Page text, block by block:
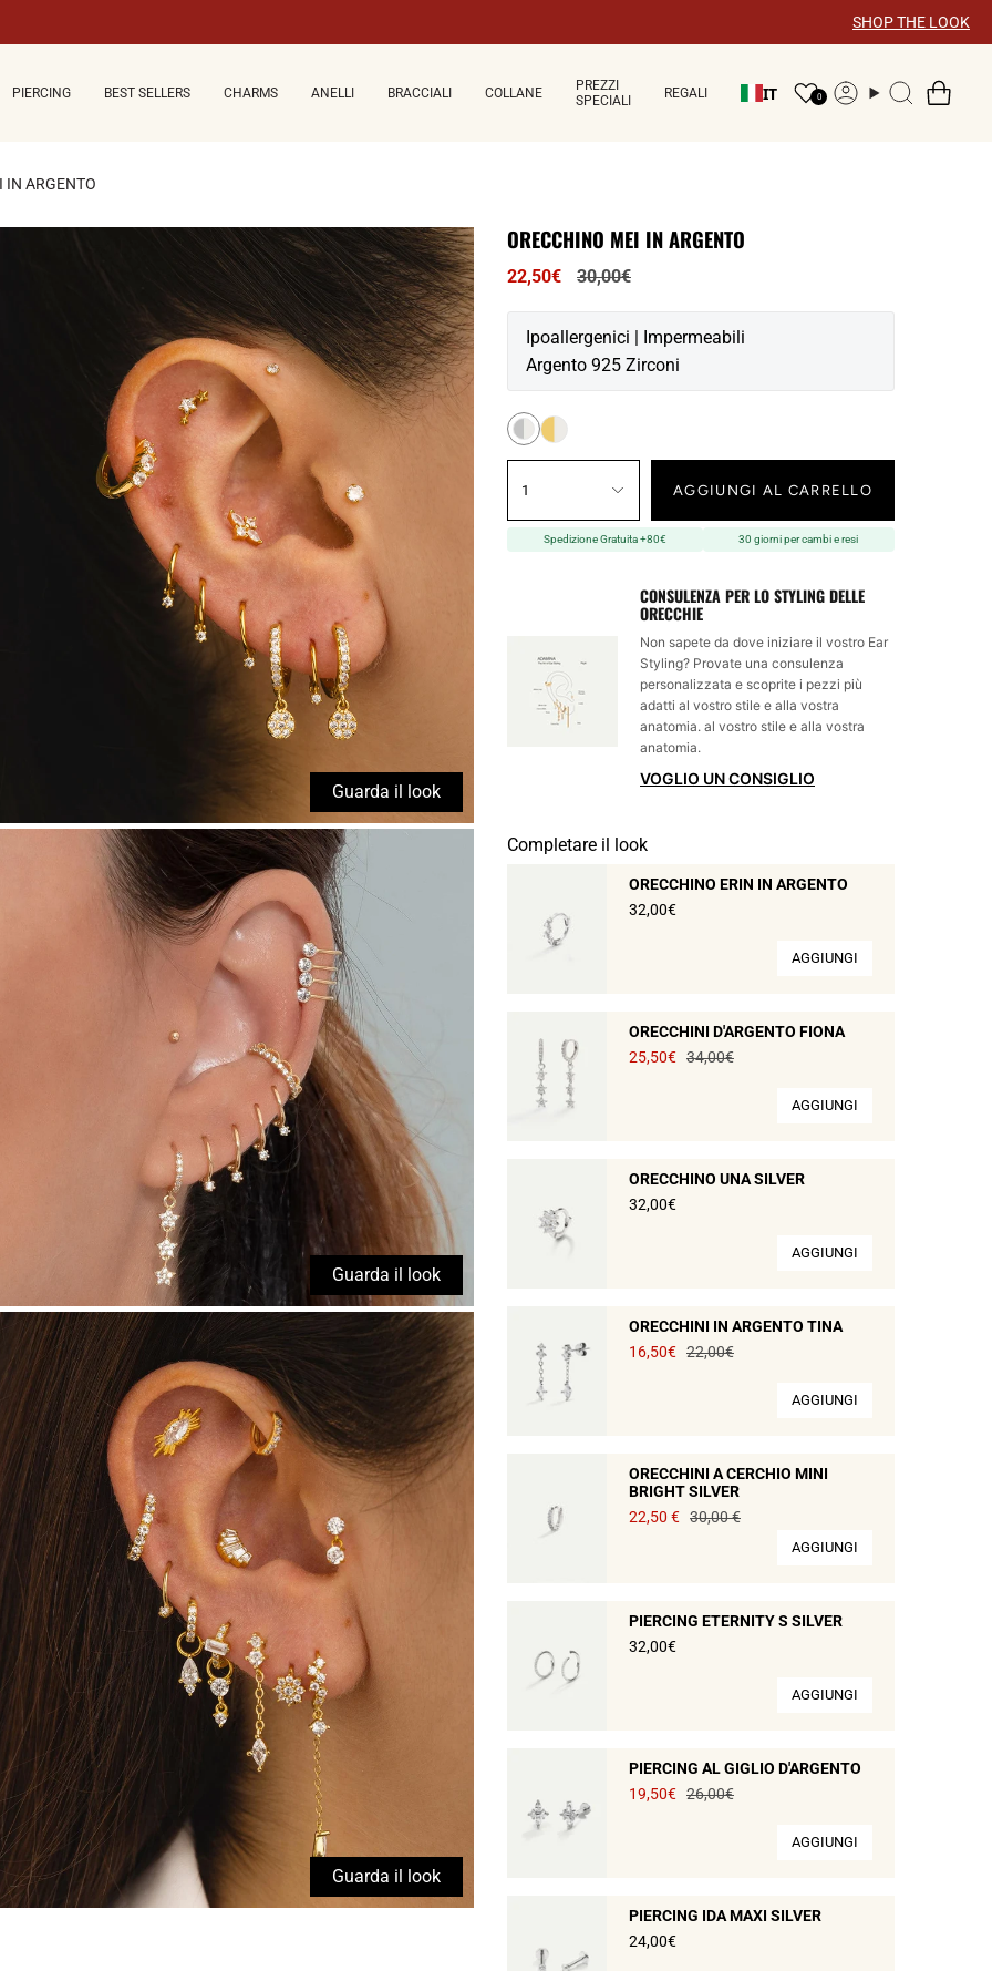
SHOP THE LOOK
PIERCING BEST SELLERS CHARMS ANELLI BRACCIALI COLLANE
PREZZI
SPECIALI
REGALI IT 0 Account
Ricerca
IN ARGENTO
Guarda il look
Guarda il look
Guarda il look
×
ORECCHINO MEI IN ARGENTO
22,50€
Prezzo
30,00€
Ipoallergenici | Impermeabili
Argento 925 Zirconi
1 AGGIUNGI AL CARRELLO
Spedizione Gratuita +80€ 30 giorni per cambi e resi
CONSULENZA PER LO STYLING DELLE
ORECCHIE
Non sapete da dove iniziare il vostro Ear
Styling? Provate una consulenza
personalizzata e scoprite i pezzi più
adatti al vostro stile e alla vostra
anatomia. al vostro stile e alla vostra
anatomia.
VOGLIO UN CONSIGLIO
Completare il look
ORECCHINO ERIN IN ARGENTO
32,00€
AGGIUNGI
ORECCHINI D'ARGENTO FIONA
25,50€ 34,00€
AGGIUNGI
ORECCHINO UNA SILVER
32,00€
AGGIUNGI
ORECCHINI IN ARGENTO TINA
16,50€ 22,00€
AGGIUNGI
ORECCHINI A CERCHIO MINI
BRIGHT SILVER
22,50 € 30,00 €
AGGIUNGI
PIERCING ETERNITY S SILVER
32,00€
AGGIUNGI
PIERCING AL GIGLIO D'ARGENTO
19,50€ 26,00€
AGGIUNGI
PIERCING IDA MAXI SILVER
24,00€